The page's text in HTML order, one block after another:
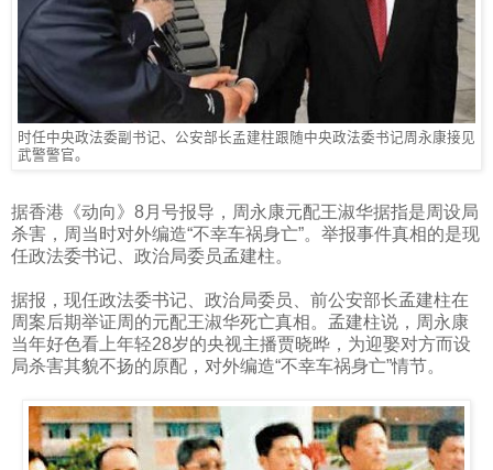
时任中央政法委副书记、公安部长孟建柱跟随中央政法委书记周永康接见
武警警官。
据香港《动向》 8月号报导，周永康元配王淑华据指是周设局
杀害，周当时对外编造“不幸车祸身亡”。举报事件真相的是现
任政法委书记、政治局委员孟建柱。
据报，现任政法委书记、政治局委员、前公安部长孟建柱在
周案后期举证周的元配王淑华死亡真相。孟建柱说，周永康
当年好色看上年轻28岁的央视主播贾晓晔，为迎娶对方而设
局杀害其貌不扬的原配，对外编造“不幸车祸身亡”情节。